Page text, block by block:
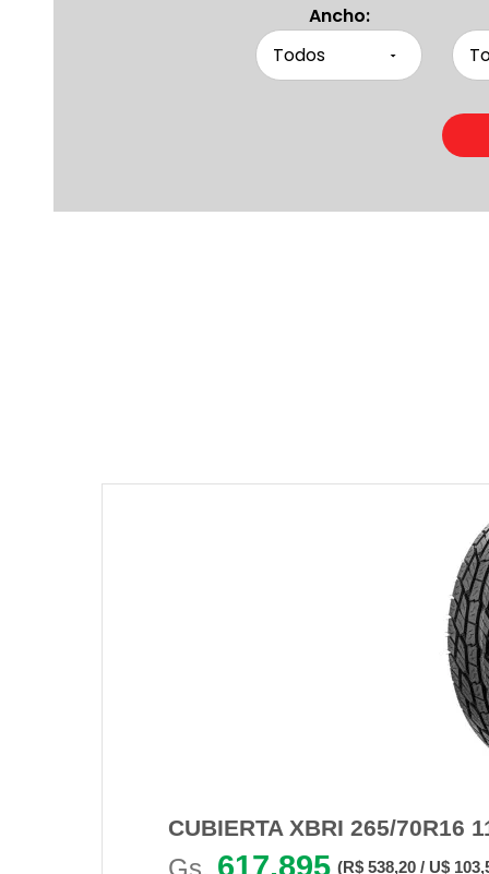
Ancho:
CUBIERTA XBRI 265/70R16
Gs. 617.895 (R$ 538,20 / U$